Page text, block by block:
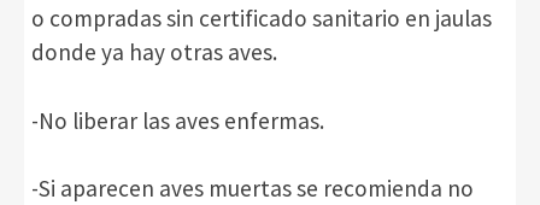
o compradas sin certificado sanitario en jaulas
donde ya hay otras aves.
-No liberar las aves enfermas.
-Si aparecen aves muertas se recomienda no